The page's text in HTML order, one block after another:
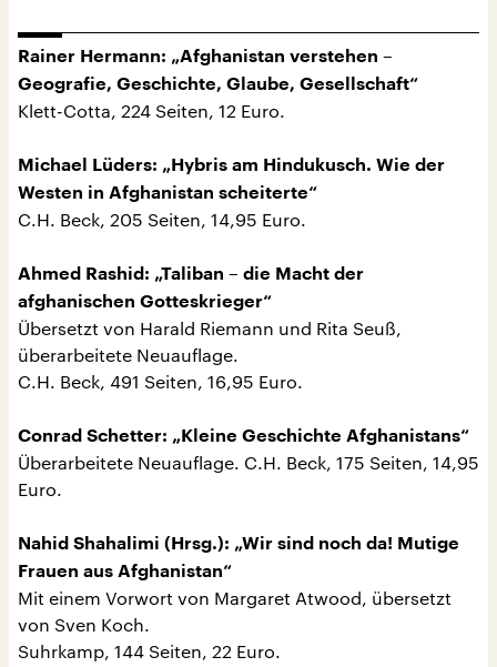
Rainer Hermann: „Afghanistan verstehen –
Geografie, Geschichte, Glaube, Gesellschaft“
Klett-Cotta, 224 Seiten, 12 Euro.
Michael Lüders: „Hybris am Hindukusch. Wie der
Westen in Afghanistan scheiterte“
C.H. Beck, 205 Seiten, 14,95 Euro.
Ahmed Rashid: „Taliban – die Macht der
afghanischen Gotteskrieger“
Übersetzt von Harald Riemann und Rita Seuß,
überarbeitete Neuauflage.
C.H. Beck, 491 Seiten, 16,95 Euro.
Conrad Schetter: „Kleine Geschichte Afghanistans“
Überarbeitete Neuauflage. C.H. Beck, 175 Seiten, 14,95
Euro.
Nahid Shahalimi (Hrsg.): „Wir sind noch da! Mutige
Frauen aus Afghanistan“
Mit einem Vorwort von Margaret Atwood, übersetzt
von Sven Koch.
Suhrkamp, 144 Seiten, 22 Euro.